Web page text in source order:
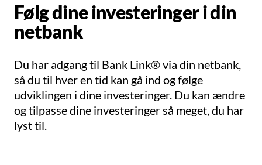
Følg dine investeringer i din
netbank
Du har adgang til Bank Link® via din netbank,
så du til hver en tid kan gå ind og følge
udviklingen i dine investeringer. Du kan ændre
og tilpasse dine investeringer så meget, du har
lyst til.